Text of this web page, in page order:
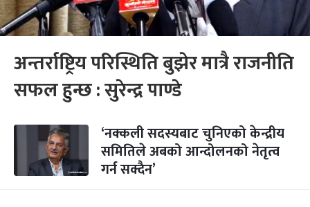
अन्तर्राष्ट्रिय परिस्थिति बुझेर मात्रै राजनीति
सफल हुन्छ : सुरेन्द्र पाण्डे
‘नक्कली सदस्यबाट चुनिएको केन्द्रीय
समितिले अबको आन्दोलनको नेतृत्व
गर्न सक्दैन’